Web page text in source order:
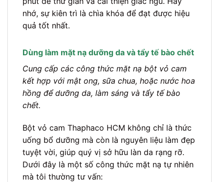
nhớ, sự kiên trì là chìa khóa để đạt được hiệu
quả tốt nhất.
Dùng làm mặt nạ dưỡng da và tẩy tế bào chết
Cung cấp các công thức mặt nạ bột vỏ cam
kết hợp với mật ong, sữa chua, hoặc nước hoa
hồng để dưỡng da, làm sáng và tẩy tế bào
chết.
Bột vỏ cam Thaphaco HCM không chỉ là thức
uống bổ dưỡng mà còn là nguyên liệu làm đẹp
tuyệt vời, giúp quý vị sở hữu làn da rạng rỡ.
Dưới đây là một số công thức mặt nạ tự nhiên
mà tôi thường tư vấn: